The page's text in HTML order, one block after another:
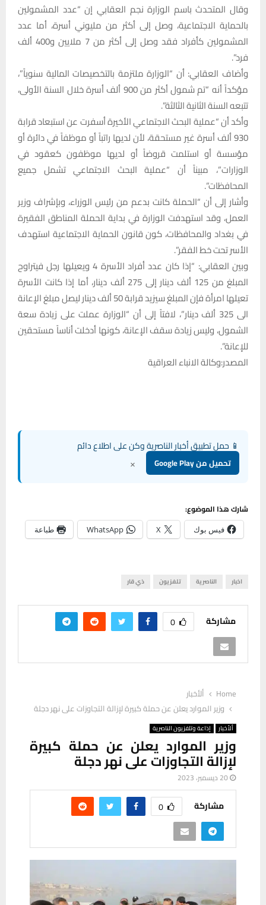
وقال المتحدث باسم الوزارة نجم العقابي إن “عدد المشمولين
بالحماية الاجتماعية، وصل إلى أكثر من مليوني أسرة، أما عدد
المشمولين كأفراد فقد وصل إلى أكثر من 7 ملايين و400 ألف
فرد”.
وأضاف العقابي: أن “الوزارة ملتزمة بالتخصيصات المالية سنوياً”،
مؤكداً أنه “تم شمول أكثر من 900 ألف أسرة خلال السنة الأولى،
تتبعه السنة الثانية الثالثة”.
وأكد أن “عملية البحث الاجتماعي الأخيرة أسفرت عن استبعاد قرابة
930 ألف أسرة غير مستحقة، لأن لديها راتباً أو موظفاً في دائرة أو
مؤسسة أو استلمت قروضاً أو لديها موظفون كعقود في
الوزارات”، مبيناً أن “عملية البحث الاجتماعي تشمل جميع
المحافظات”.
وأشار إلى أن “الحملة كانت بدعم من رئيس الوزراء، وبإشراف وزير
العمل، وقد استهدفت الوزارة في بداية الحملة المناطق الفقيرة
في بغداد والمحافظات، كون قانون الحماية الاجتماعية استهدف
الأسر تحت خط الفقر”.
وبين العقابي: “إذا كان عدد أفراد الأسرة 4 ويعيلها رجل فيتراوح
المبلغ من 125 ألف دينار إلى 275 ألف دينار، أما إذا كانت الأسرة
تعيلها امرأة فإن المبلغ سيزيد قرابة 50 ألف دينار ليصل مبلغ الإعانة
الى 325 ألف دينار”، لافتاً إلى أن “الوزارة عملت على زيادة سعة
الشمول، وليس زيادة سقف الإعانة، كونها أدخلت أناساً مستحقين
للإعانة”.
المصدر:وكالة الانباء العراقية
📱 حمل تطبيق أخبار الناصرية وكن على اطلاع دائم
تحميل من Google Play ×
شارك هذا الموضوع:
فيس بوك X
WhatsApp طباعة
اخبار الناصرية تلفزيون ذي قار
مشاركة 0
Home
ألأخبار
وزير الموارد يعلن عن حملة كبيرة لإزالة التجاوزات على نهر دجلة
ألأخبار إذاعة وتلفزيون الناصرية
وزير الموارد يعلن عن حملة كبيرة
لإزالة التجاوزات على نهر دجلة
20 ديسمبر، 2023
مشاركة 0